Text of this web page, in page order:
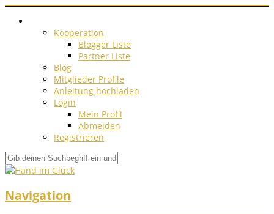
Kooperation
Blogger Liste
Partner Liste
Blog
Mitglieder Profile
Anleitung hochladen
Login
Mein Profil
Abmelden
Registrieren
Navigation